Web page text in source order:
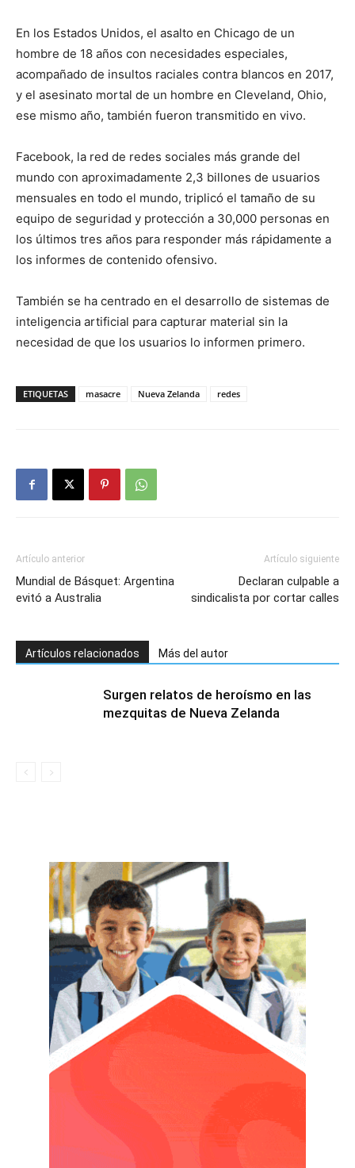
En los Estados Unidos, el asalto en Chicago de un
hombre de 18 años con necesidades especiales,
acompañado de insultos raciales contra blancos en 2017,
y el asesinato mortal de un hombre en Cleveland, Ohio,
ese mismo año, también fueron transmitido en vivo.
Facebook, la red de redes sociales más grande del
mundo con aproximadamente 2,3 billones de usuarios
mensuales en todo el mundo, triplicó el tamaño de su
equipo de seguridad y protección a 30,000 personas en
los últimos tres años para responder más rápidamente a
los informes de contenido ofensivo.
También se ha centrado en el desarrollo de sistemas de
inteligencia artificial para capturar material sin la
necesidad de que los usuarios lo informen primero.
ETIQUETAS masacre Nueva Zelanda redes
Artículo anterior
Mundial de Básquet: Argentina
evitó a Australia
Artículo siguiente
Declaran culpable a
sindicalista por cortar calles
Artículos relacionados Más del autor
Surgen relatos de heroísmo en las
mezquitas de Nueva Zelanda